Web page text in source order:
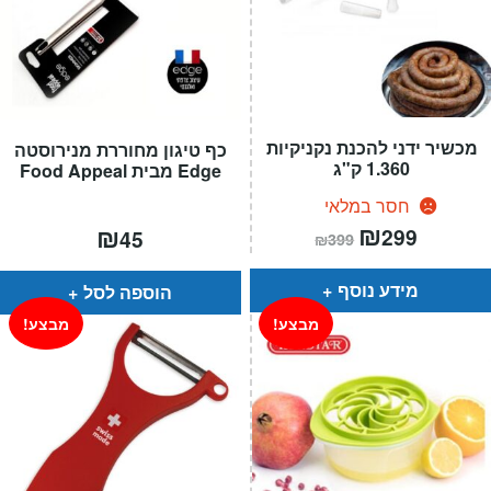
כף טיגון מחוררת מנירוסטה
Edge מבית Food Appeal
₪45
הוספה לסל
מכשיר ידני להכנת נקניקיות
1.360 ק"ג
חסר במלאי
₪399 המחיר
המקורי
היה:
₪399.
₪299
הוא:
מידע נוסף
מבצע! מבצע!